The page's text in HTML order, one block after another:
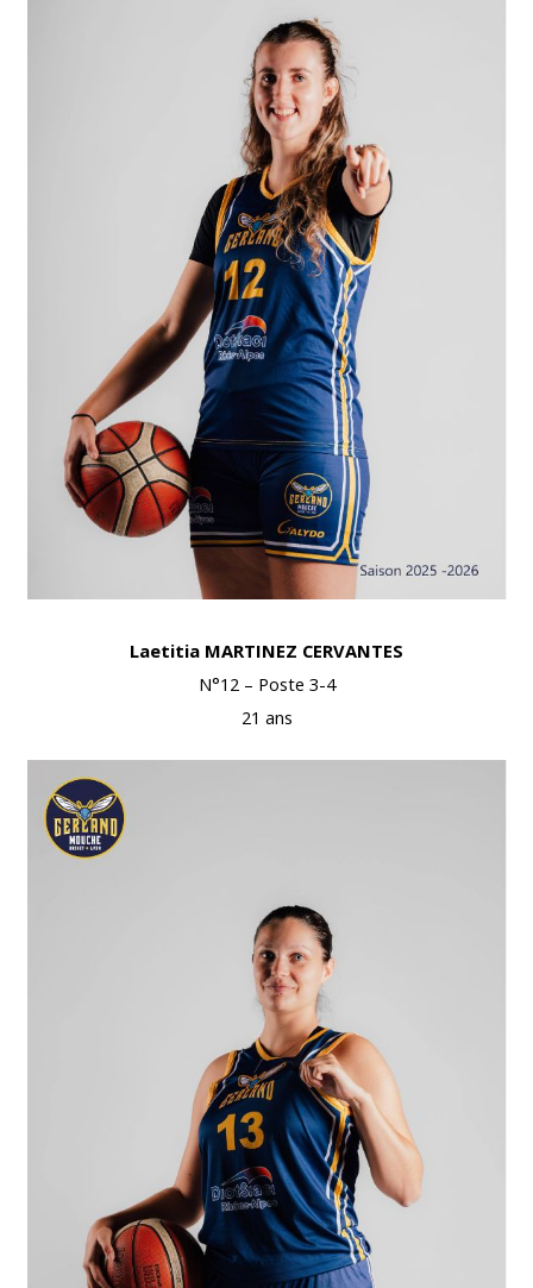
Laetitia MARTINEZ CERVANTES
N°12 – Poste 3-4
21 ans